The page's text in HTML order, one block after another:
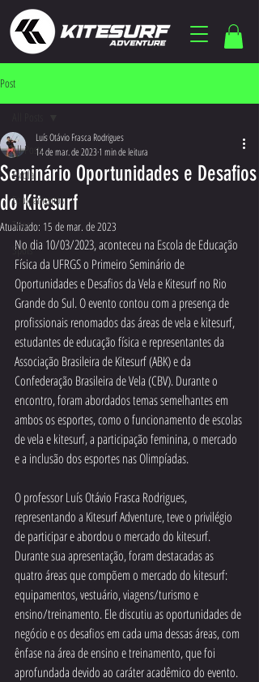
Post
All Posts
Escola
Equipamentos
Trips
Spots
Seminário Oportunidades e Desafios
do Kitesurf
Luís Otávio Frasca Rodrigues
14 de mar. de 20231 min de leitura
Atualizado: 15 de mar. de 2023
No dia 10/03/2023, aconteceu na Escola de Educação
Física da UFRGS o Primeiro Seminário de
Oportunidades e Desafios da Vela e Kitesurf no Rio
Grande do Sul. O evento contou com a presença de
profissionais renomados das áreas de vela e kitesurf,
estudantes de educação física e representantes da
Associação Brasileira de Kitesurf (ABK) e da
Confederação Brasileira de Vela (CBV). Durante o
encontro, foram abordados temas semelhantes em
ambos os esportes, como o funcionamento de escolas
de vela e kitesurf, a participação feminina, o mercado
e a inclusão dos esportes nas Olimpíadas.
O professor Luís Otávio Frasca Rodrigues,
representando a Kitesurf Adventure, teve o privilégio
de participar e abordou o mercado do kitesurf.
Durante sua apresentação, foram destacadas as
quatro áreas que compõem o mercado do kitesurf:
equipamentos, vestuário, viagens/turismo e
ensino/treinamento. Ele discutiu as oportunidades de
negócio e os desafios em cada uma dessas áreas, com
ênfase na área de ensino e treinamento, que foi
aprofundada devido ao caráter acadêmico do evento.